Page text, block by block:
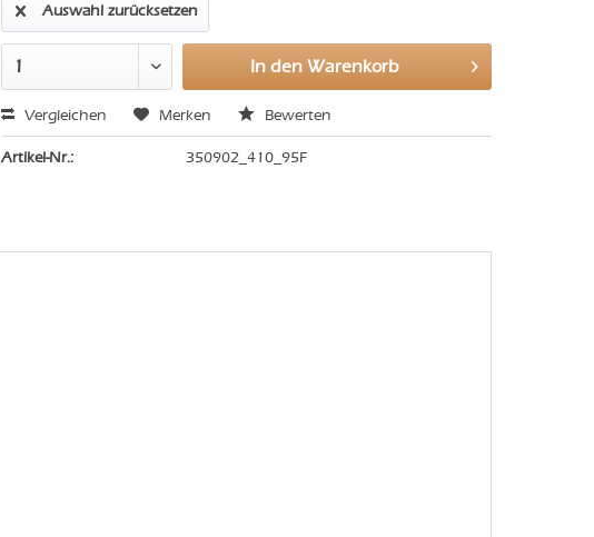
Auswahl zurücksetzen
In den Warenkorb
Vergleichen Merken Bewerten
Artikel-Nr.: 350902_410_95F